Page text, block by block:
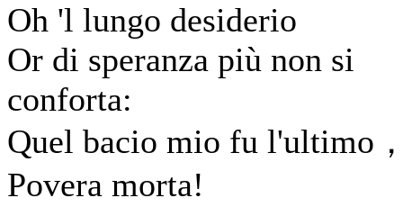
Oh 'l lungo desiderio
Or di speranza più non si
conforta:
Quel bacio mio fu l'ultimo
Povera morta!